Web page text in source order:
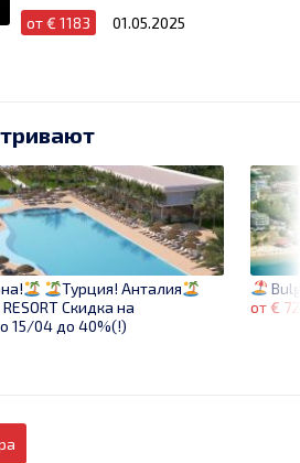
от € 1183
01.05.2025
от €
Турция! Анталия
RESORT Скидка на
15/04 до 40%(!)